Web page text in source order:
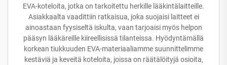
EVA-koteloita, jotka on tarkoitettu herkille lääkintälaitteille.
Asiakkaalta vaadittiin ratkaisua, joka suojaisi laitteet ei
ainoastaan fyysiseltä iskulta, vaan tarjoaisi myös helpon
pääsyn lääkäreille kiireellisissä tilanteissa. Hyödyntämällä
korkean tiukkuuden EVA-materiaaliamme suunnittelimme
kestäviä ja keveitä koteloita, joissa on räätälöityjä osioita,